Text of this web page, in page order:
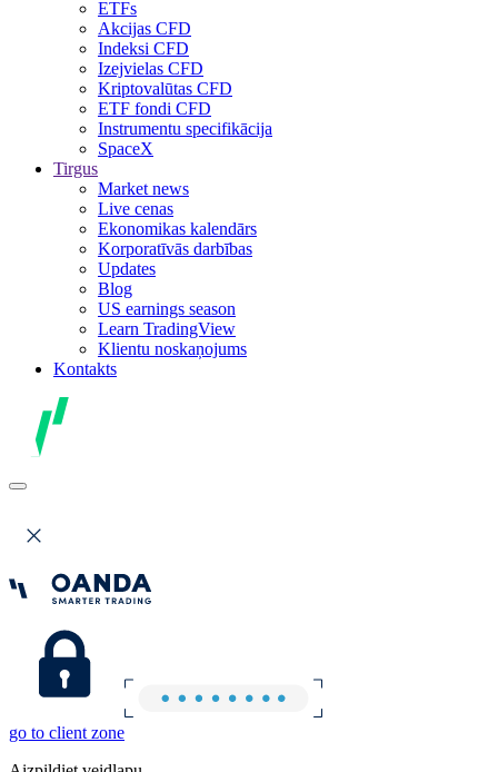
ETFs
Akcijas CFD
Indeksi CFD
Izejvielas CFD
Kriptovalūtas CFD
ETF fondi CFD
Instrumentu specifikācija
SpaceX
Tirgus
Market news
Live cenas
Ekonomikas kalendārs
Korporatīvās darbības
Updates
Blog
US earnings season
Learn TradingView
Klientu noskaņojums
Kontakts
go to client zone